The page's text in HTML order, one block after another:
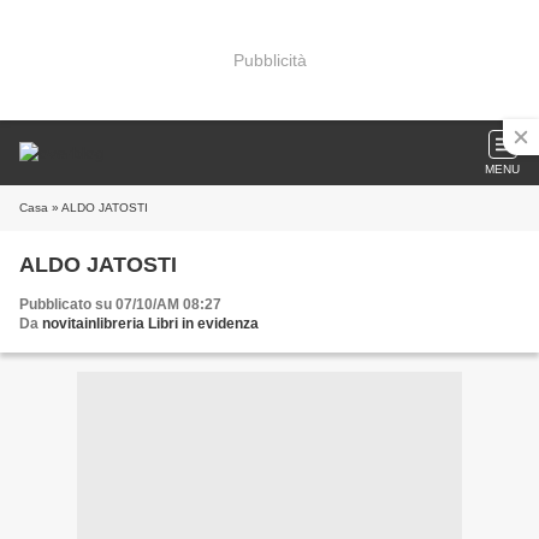
Pubblicità
MENU
Casa » ALDO JATOSTI
ALDO JATOSTI
Pubblicato su 07/10/AM 08:27
Da novitainlibreria Libri in evidenza